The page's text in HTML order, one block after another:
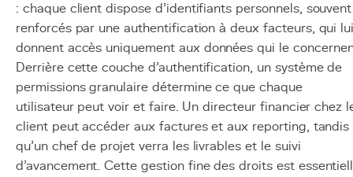
: chaque client dispose d'identifiants personnels, souvent
renforcés par une authentification à deux facteurs, qui
donnent accès uniquement aux données qui le
Derrière cette couche d'authentification, un système de
permissions granulaire détermine ce que chaque
utilisateur peut voir et faire. Un directeur financier chez
client peut accéder aux factures et aux reporting, tandis
qu'un chef de projet verra les livrables et le suivi
d'avancement. Cette gestion fine des droits est